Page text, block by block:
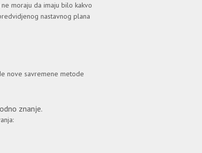
moraju da imaju bilo kakvo
nastavnog plana
nove savremene metode
znanje.